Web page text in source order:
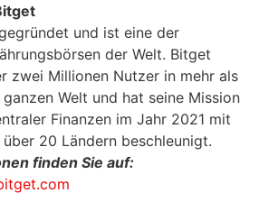
und ist eine der
der Welt. Bitget
zwei Millionen Nutzer in mehr als
Welt und hat seine Mission
Finanzen im Jahr 2021 mit
20 Ländern beschleunigt.
finden Sie auf: